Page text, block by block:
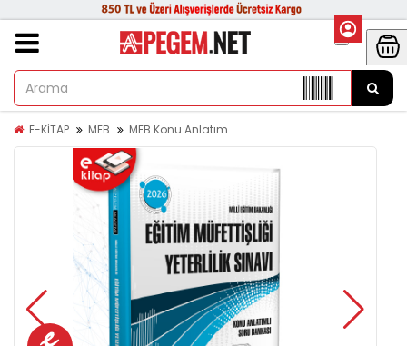
E-KİTAP MEB MEB Konu Anlatım